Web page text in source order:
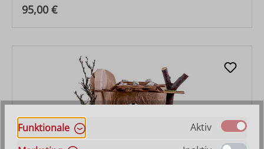
Regulärer Preis:
95,00 €
Funktionale
Aktiv